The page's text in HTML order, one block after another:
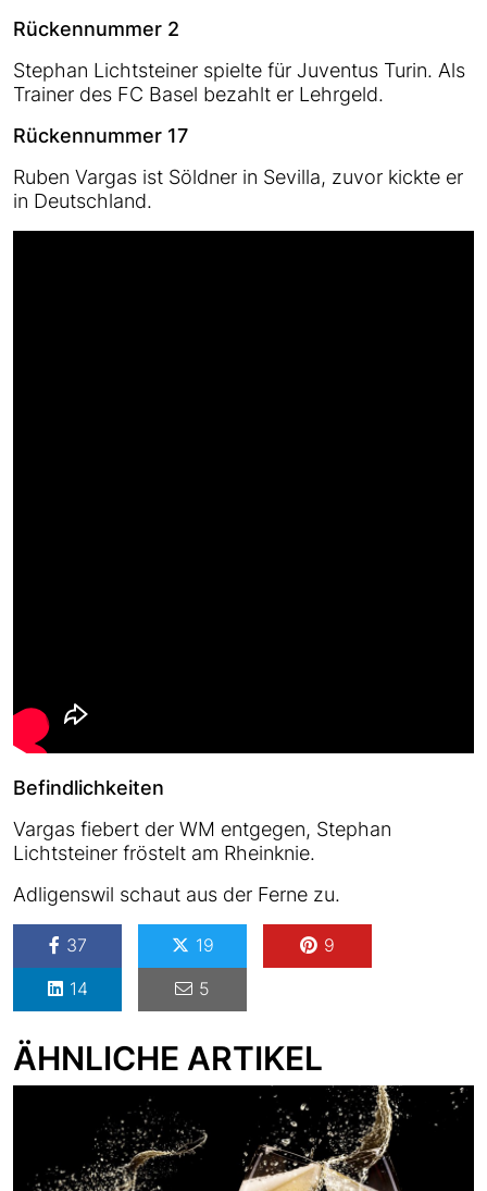
Rückennummer 2
Stephan Lichtsteiner spielte für Juventus Turin. Als
Trainer des FC Basel bezahlt er Lehrgeld.
Rückennummer 17
Ruben Vargas ist Söldner in Sevilla, zuvor kickte er
in Deutschland.
Befindlichkeiten
Vargas fiebert der WM entgegen, Stephan
Lichtsteiner fröstelt am Rheinknie.
Adligenswil schaut aus der Ferne zu.
37 19
9
14
5
ÄHNLICHE ARTIKEL